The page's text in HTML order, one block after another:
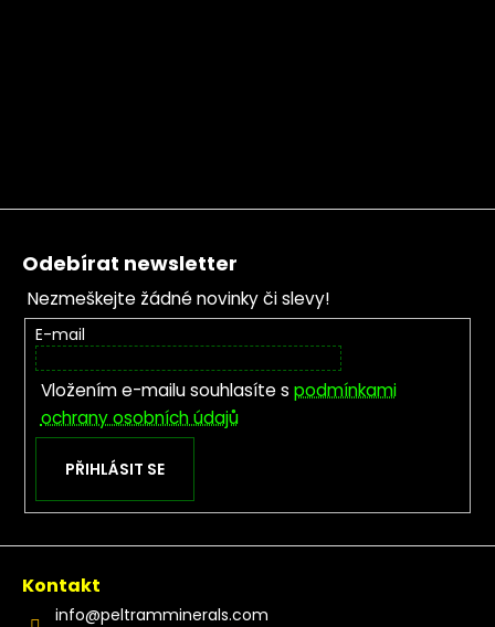
Zápatí
Odebírat newsletter
Nezmeškejte žádné novinky či slevy!
E-mail
Vložením e-mailu souhlasíte s podmínkami
ochrany osobních údajů
PŘIHLÁSIT SE
Kontakt
info@peltramminerals.com